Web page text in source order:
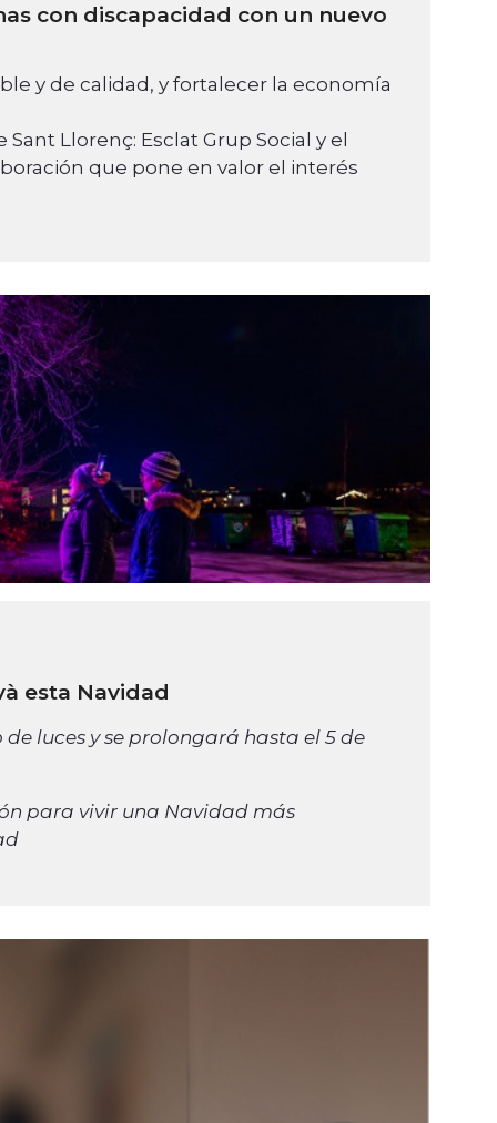
con discapacidad con un nuevo
y de calidad, y fortalecer la economía
Llorenç: Esclat Grup Social y el
que pone en valor el interés
esta Navidad
luces y se prolongará hasta el 5 de
para vivir una Navidad más